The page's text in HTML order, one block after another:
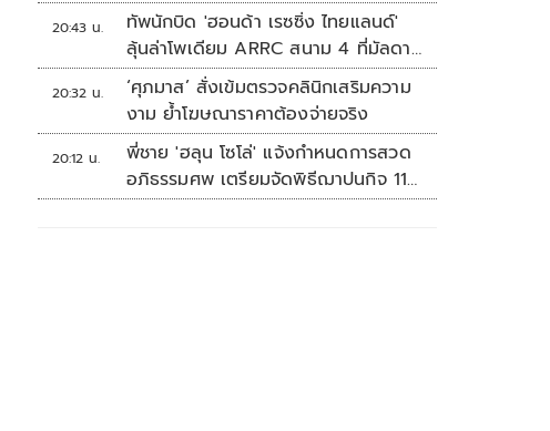
20:43 น.
ทัพนักบิด 'ฮอนด้า เรซซิ่ง ไทยแลนด์'
ลุ้นล่าโพเดียม ARRC สนาม 4 ที่มัลดาลิ
กา
20:32 น.
‘ศุภมาส’ สั่งเข้มตรวจคลินิกเสริมความ
งาม ย้ำโฆษณาราคาต้องจ่ายจริง
20:12 น.
พี่ชาย 'ฮลุน โซโล่' แจ้งกำหนดการสวด
อภิธรรมศพ เตรียมจัดพิธีฌาปนกิจ 11
ส.ค.